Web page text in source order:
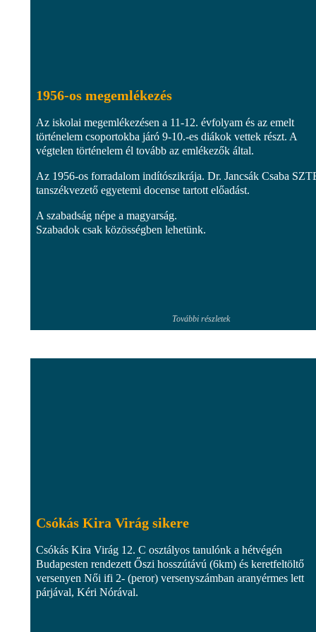
1956-os megemlékezés
Az iskolai megemlékezésen a 11-12. évfolyam és az emelt
történelem csoportokba járó 9-10.-es diákok vettek részt. A
végtelen történelem él tovább az emlékezők által.
Az 1956-os forradalom indítószikrája. Dr. Jancsák Csaba
tanszékvezető egyetemi docense tartott előadást.
A szabadság népe a magyarság.
Szabadok csak közösségben lehetünk.
További részletek
Csókás Kira Virág sikere
Csókás Kira Virág 12. C osztályos tanulónk a hétvégén
Budapesten rendezett Őszi hosszútávú (6km) és keretfeltöltő
versenyen Női ifi 2- (peror) versenyszámban aranyérmes lett
párjával, Kéri Nórával.